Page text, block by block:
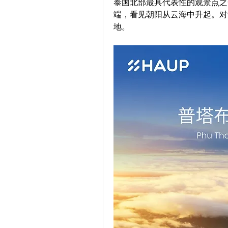
端，看见朝阳从云海中升起。
地。